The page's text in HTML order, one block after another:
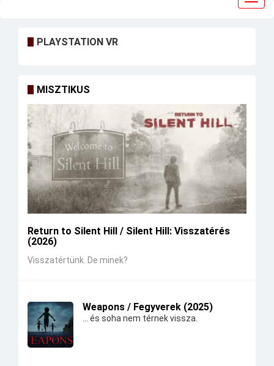
PLAYSTATION VR
MISZTIKUS
Return to Silent Hill / Silent Hill: Visszatérés
(2026)
Visszatértünk. De minek?
Weapons / Fegyverek (2025)
... és soha nem térnek vissza.